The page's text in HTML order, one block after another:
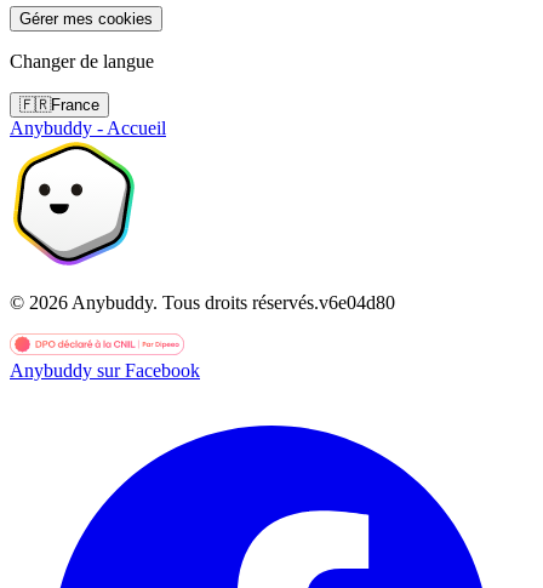
Gérer mes cookies
Changer de langue
🇫🇷France
Anybuddy - Accueil
© 2026 Anybuddy. Tous droits réservés.v6e04d80
Anybuddy sur Facebook